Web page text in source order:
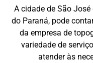
A cidade de São
do Paraná, pode
da empresa de
variedade de
atender às